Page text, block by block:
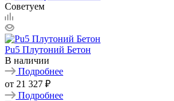
Советуем
Pu5 Плутоний Бетон
В наличии
Подробнее
от 21 327 ₽
Подробнее